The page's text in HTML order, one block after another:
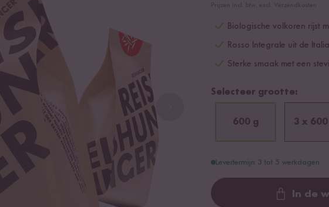
Biologische volkoren rijst
Rosso Integrale uit de
Sterke smaak met een
Selecteer grootte:
600 g 3 x 600
Levertermijn 3 tot 5 werkdagen
In de